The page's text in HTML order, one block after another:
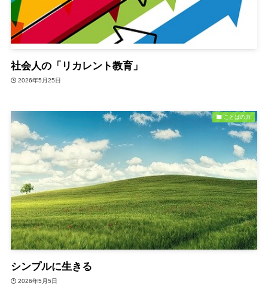
社会人の「リカレント教育」
2026年5月25日
ことばの力
シンプルに生きる
2026年5月5日